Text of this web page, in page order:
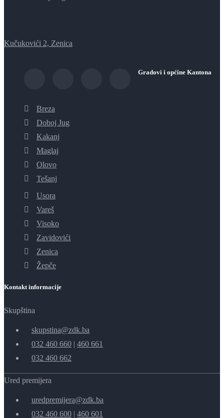
Kučukovići 2, Zenica
Gradovi i općine Kantona
Breza
Doboj Jug
Kakanj
Maglaj
Olovo
Tešanj
Usora
Vareš
Visoko
Zavidovići
Zenica
Žepče
Kontakt informacije
Skupština
skupstina@zdk.ba
032 460 660 | 460 661
032 460 662
Ured premijera
uredpremijera@zdk.ba
032 460 600 | 460 601